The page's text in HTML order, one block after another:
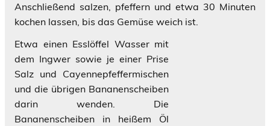
Anschließend salzen, pfeffern und etwa 30 Minuten
kochen lassen, bis das Gemüse weich ist.
Etwa einen Esslöffel Wasser mit
dem Ingwer sowie je einer Prise
Salz und Cayennepfeffermischen
und die übrigen Bananenscheiben
darin wenden. Die
Bananenscheiben in heißem Öl